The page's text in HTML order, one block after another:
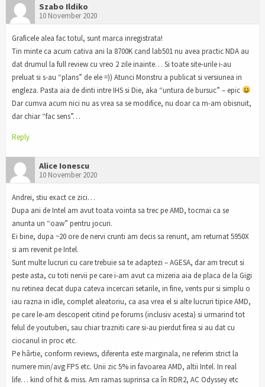
Szabo Ildiko
10 November 2020
Graficele alea fac totul, sunt marca inregistrata!
Tin minte ca acum cativa ani la 8700K cand lab501 nu avea practic NDA au
dat drumul la full review cu vreo 2 zile inainte… Si toate site-urile i-au
preluat si s-au “plans” de ele =)) Atunci Monstru a publicat si versiunea in
engleza. Pasta aia de dinti intre IHS si Die, aka “untura de bursuc” – epic
Dar cumva acum nici nu as vrea sa se modifice, nu doar ca m-am obisnuit,
dar chiar “fac sens”…
Reply
Alice Ionescu
10 November 2020
Andrei, stiu exact ce zici…
Dupa ani de Intel am avut toata vointa sa trec pe AMD, tocmai ca se
anunta un “oaw” pentru jocuri.
Ei bine, dupa ~20 ore de nervi crunti am decis sa renunt, am returnat 5950X
si am revenit pe Intel.
Sunt multe lucruri cu care trebuie sa te adaptezi – AGESA, dar am trecut si
peste asta, cu toti nervii pe care i-am avut ca mizeria aia de placa de la Gigi
nu retinea decat dupa cateva incercari setarile, in fine, vents pur si simplu o
iau razna in idle, complet aleatoriu, ca asa vrea el si alte lucruri tipice AMD,
pe care le-am descoperit citind pe forums (inclusiv acesta) si urmarind tot
felul de youtuberi, sau chiar trazniti care si-au pierdut firea si au dat cu
ciocanul in proc etc.
Pe hârtie, conform reviews, diferenta este marginala, ne referim strict la
numere min/avg FPS etc. Unii zic 5% in favoarea AMD, altii Intel. In real
life… kind of hit & miss. Am ramas suprinsa ca în RDR2, AC Odyssey etc